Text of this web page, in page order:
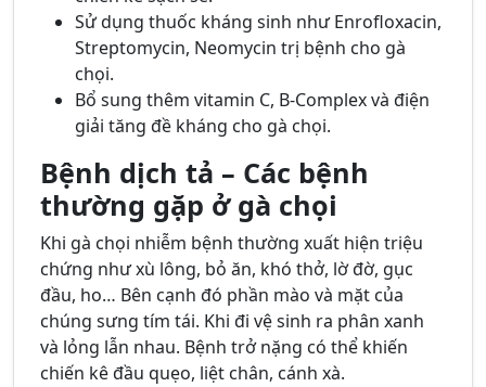
Sử dụng thuốc kháng sinh như Enrofloxacin,
Streptomycin, Neomycin trị bệnh cho gà
chọi.
Bổ sung thêm vitamin C, B-Complex và điện
giải tăng đề kháng cho gà chọi.
Bệnh dịch tả – Các bệnh
thường gặp ở gà chọi
Khi gà chọi nhiễm bệnh thường xuất hiện triệu
chứng như xù lông, bỏ ăn, khó thở, lờ đờ, gục
đầu, ho… Bên cạnh đó phần mào và mặt của
chúng sưng tím tái. Khi đi vệ sinh ra phân xanh
và lỏng lẫn nhau. Bệnh trở nặng có thể khiến
chiến kê đầu quẹo, liệt chân, cánh xà.